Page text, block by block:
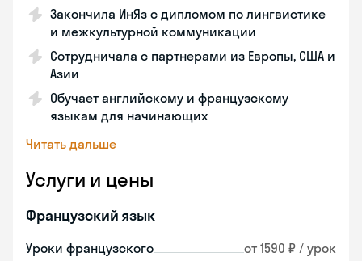
Закончила ИнЯз с дипломом по лингвистике
и межкультурной коммуникации
Сотрудничала с партнерами из Европы, США и
Азии
Обучает английскому и французскому
языкам для начинающих
Читать дальше
Услуги и цены
Французский язык
Уроки французского от 1590 ₽ / урок